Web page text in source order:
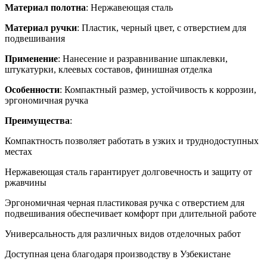
Материал полотна: Нержавеющая сталь
Материал ручки: Пластик, черный цвет, с отверстием для
подвешивания
Применение: Нанесение и разравнивание шпаклевки,
штукатурки, клеевых составов, финишная отделка
Особенности: Компактный размер, устойчивость к коррозии,
эргономичная ручка
Преимущества:
Компактность позволяет работать в узких и труднодоступных
местах
Нержавеющая сталь гарантирует долговечность и защиту от
ржавчины
Эргономичная черная пластиковая ручка с отверстием для
подвешивания обеспечивает комфорт при длительной работе
Универсальность для различных видов отделочных работ
Доступная цена благодаря производству в Узбекистане